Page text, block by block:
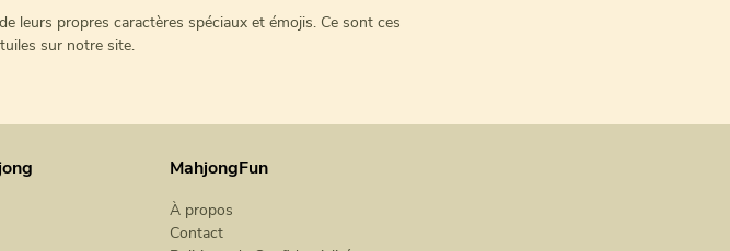
leurs propres caractères spéciaux et émojis. Ce sont ces
sur notre site.
MahjongFun
À propos
Contact